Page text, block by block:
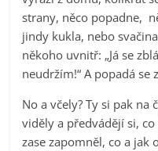
strany, něco popadne,
jindy kukla, nebo
někoho uvnitř: „Já se
neudržím!“ A popadá se
No a včely? Ty si pak na
viděly a předvádějí si,
zase zapomněl, co a jak